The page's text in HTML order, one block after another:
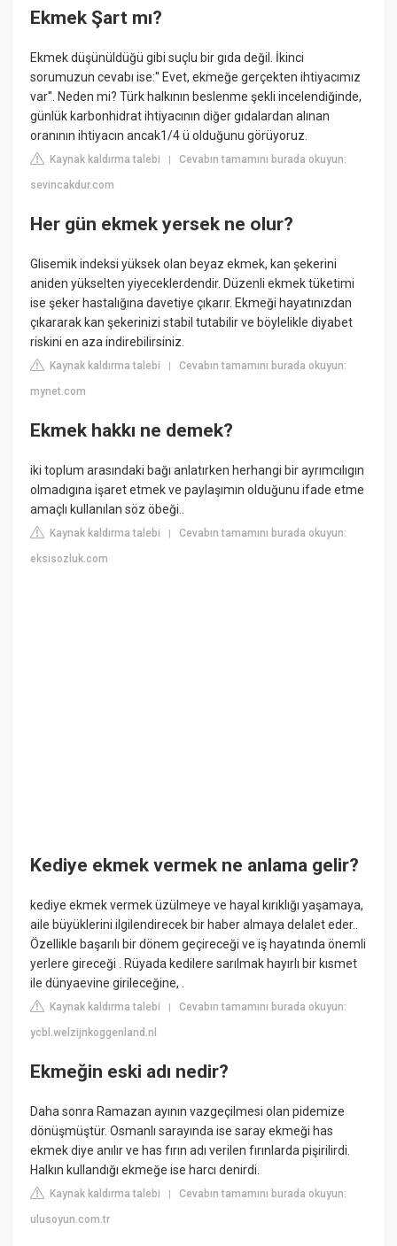
Ekmek Şart mı?
Ekmek düşünüldüğü gibi suçlu bir gıda değil. İkinci
sorumuzun cevabı ise:'' Evet, ekmeğe gerçekten ihtiyacımız
var''. Neden mi? Türk halkının beslenme şekli incelendiğinde,
günlük karbonhidrat ihtiyacının diğer gıdalardan alınan
oranının ihtiyacın ancak1/4 ü olduğunu görüyoruz.
Kaynak kaldırma talebi |Cevabın tamamını burada okuyun:
sevincakdur.com
Her gün ekmek yersek ne olur?
Glisemik indeksi yüksek olan beyaz ekmek, kan şekerini
aniden yükselten yiyeceklerdendir. Düzenli ekmek tüketimi
ise şeker hastalığına davetiye çıkarır. Ekmeği hayatınızdan
çıkararak kan şekerinizi stabil tutabilir ve böylelikle diyabet
riskini en aza indirebilirsiniz.
Kaynak kaldırma talebi |Cevabın tamamını burada okuyun:
mynet.com
Ekmek hakkı ne demek?
iki toplum arasındaki bağı anlatırken herhangi bir ayrımcılıgın
olmadıgına işaret etmek ve paylaşımın olduğunu ifade etme
amaçlı kullanılan söz öbeği..
Kaynak kaldırma talebi |Cevabın tamamını burada okuyun:
eksisozluk.com
Kediye ekmek vermek ne anlama gelir?
kediye ekmek vermek üzülmeye ve hayal kırıklığı yaşamaya,
aile büyüklerini ilgilendirecek bir haber almaya delalet eder..
Özellikle başarılı bir dönem geçireceği ve iş hayatında önemli
yerlere gireceği . Rüyada kedilere sarılmak hayırlı bir kısmet
ile dünyaevine girileceğine, .
Kaynak kaldırma talebi |Cevabın tamamını burada okuyun:
ycbl.welzijnkoggenland.nl
Ekmeğin eski adı nedir?
Daha sonra Ramazan ayının vazgeçilmesi olan pidemize
dönüşmüştür. Osmanlı sarayında ise saray ekmeği has
ekmek diye anılır ve has fırın adı verilen fırınlarda pişirilirdi.
Halkın kullandığı ekmeğe ise harcı denirdi.
Kaynak kaldırma talebi |Cevabın tamamını burada okuyun:
ulusoyun.com.tr